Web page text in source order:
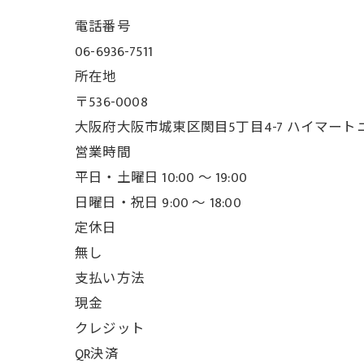
電話番号
06-6936-7511
所在地
〒536-0008
大阪府大阪市城東区関目5丁目4-7 ハイマート
営業時間
平日・土曜日 10:00 ～ 19:00
日曜日・祝日 9:00 ～ 18:00
定休日
無し
支払い方法
現金
クレジット
QR決済